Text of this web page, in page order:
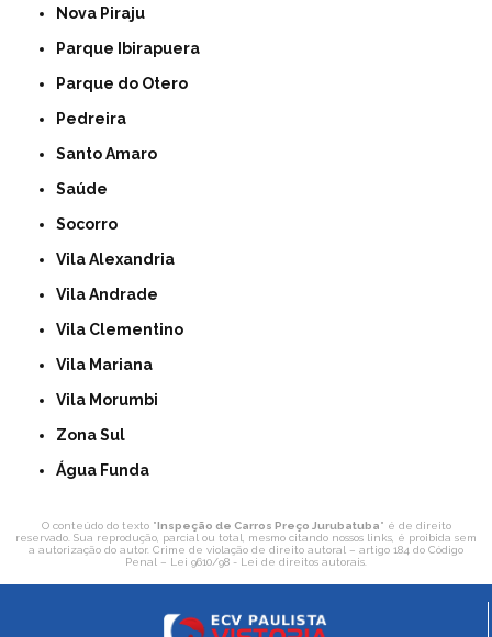
Nova Piraju
Parque Ibirapuera
Parque do Otero
Pedreira
Santo Amaro
Saúde
Socorro
Vila Alexandria
Vila Andrade
Vila Clementino
Vila Mariana
Vila Morumbi
Zona Sul
Água Funda
O conteúdo do texto "Inspeção de Carros Preço Jurubatuba" é de direito
reservado. Sua reprodução, parcial ou total, mesmo citando nossos links, é proibida sem
a autorização do autor. Crime de violação de direito autoral – artigo 184 do Código
Penal – Lei 9610/98 - Lei de direitos autorais